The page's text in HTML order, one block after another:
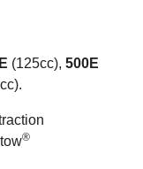
(125cc), 500E
®